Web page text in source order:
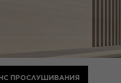
ПРОСЛУШИВАНИЯ